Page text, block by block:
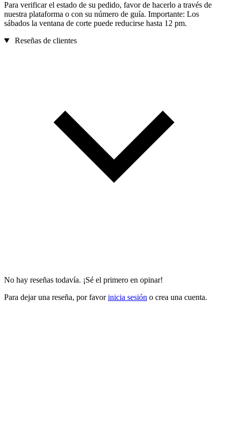
Para verificar el estado de su pedido, favor de hacerlo a través de
nuestra plataforma o con su número de guía. Importante: Los
sábados la ventana de corte puede reducirse hasta 12 pm.
Reseñas de clientes
No hay reseñas todavía. ¡Sé el primero en opinar!
Para dejar una reseña, por favorinicia sesión o crea una cuenta.